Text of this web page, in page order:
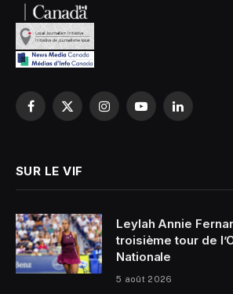
Facebook
X
InstagramYouTubeLinkedIn
SUR LE VIF
Leylah Annie
troisième tour de
Nationale
5 août 2026